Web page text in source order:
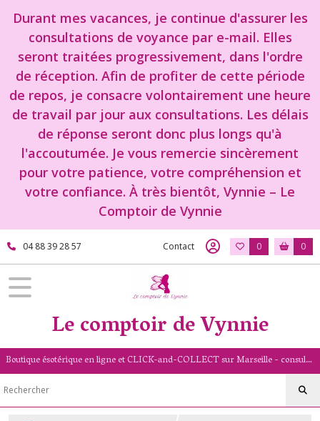
Durant mes vacances, je continue d'assurer les
consultations de voyance par e-mail. Elles
seront traitées progressivement, dans l'ordre
de réception. Afin de profiter de cette période
de repos, je consacre volontairement une heure
de travail par jour aux consultations. Les délais
de réponse seront donc plus longs qu'à
l'accoutumée. Je vous remercie sincèrement
pour votre patience, votre compréhension et
votre confiance. À très bientôt, Vynnie – Le
Comptoir de Vynnie
04 88 39 28 57 Contact 0 0
Le comptoir de Vynnie
Boutique ésotérique en ligne et CLICK-and-COLLECT sur Marseille - consultation de voyance par mail - livret numérologique (13/PACA)